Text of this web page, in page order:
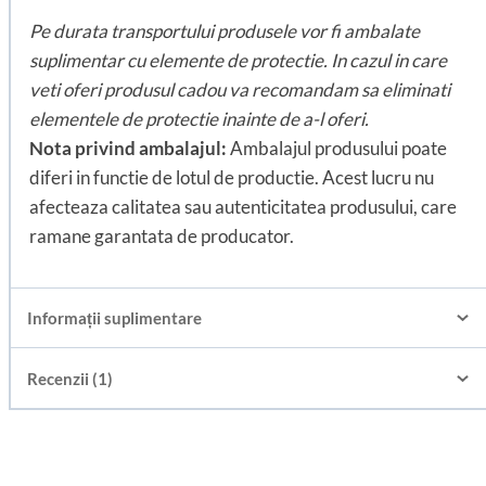
Pe durata transportului produsele vor fi ambalate
suplimentar cu elemente de protectie. In cazul in care
veti oferi produsul cadou va recomandam sa eliminati
elementele de protectie inainte de a-l oferi.
Nota privind ambalajul:Ambalajul produsului poate
diferi in functie de lotul de productie. Acest lucru nu
afecteaza calitatea sau autenticitatea produsului, care
ramane garantata de producator.
Informații suplimentare
Recenzii (1)